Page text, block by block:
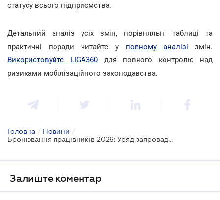
статусу всього підприємства.
Детальний аналіз усіх змін, порівняльні таблиці та
практичні поради читайте у повному аналізі змін.
Використовуйте LIGA360для повного контролю над
ризиками мобілізаційного законодавства.
Головна / Новини /
Бронювання працівників 2026: Уряд запроваджує нові зарплатні коефіцієнти та "обнуляє" старі рішення
Залиште коментар